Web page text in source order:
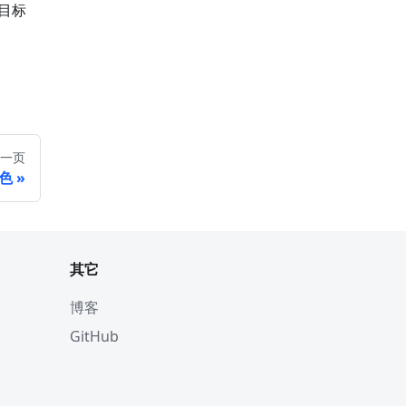
标
页
其它
博客
GitHub